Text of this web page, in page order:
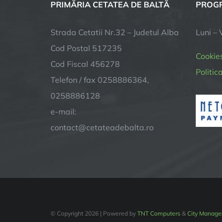
PRIMĂRIA CETATEA DE BALTĂ
Strada Cetatii Nr.32 – Judetul Alba
Cod Postal 517235
Cod Fiscal 456278
Telefon / fax 0258886364,
0258886128
e-mail:
contact@cetateadebalta.ro
Luni –
© Copyright 2026 | Powered by TNT Computers & City